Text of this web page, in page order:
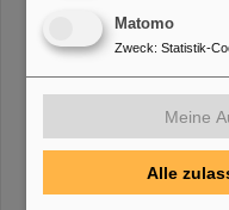
KW:17
verliehen
Aus dem
Reisekosten
nur Reisekosten für
IT-
TYPO3-
Umzug
Matomo
Zweck: Statistik-
Meine
Alle